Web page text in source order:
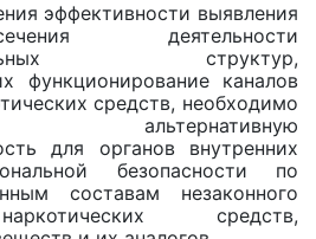
эффективности выявления
деятельности
структур,
функционирование каналов
средств, необходимо
альтернативную
для органов внутренних
безопасности по
составам незаконного
средств,